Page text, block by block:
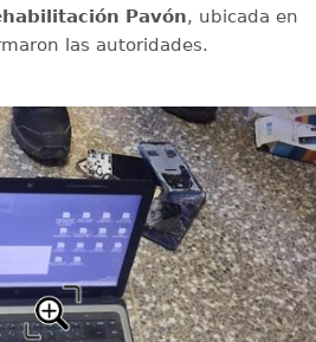
Pavón, ubicada en
las autoridades.